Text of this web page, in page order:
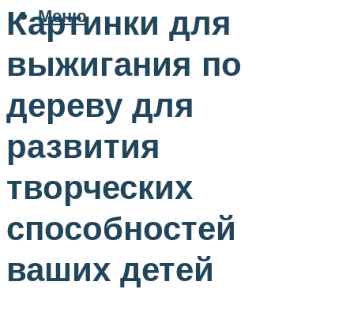
Меню
Картинки для
выжигания по
дереву для
развития
творческих
способностей
ваших детей